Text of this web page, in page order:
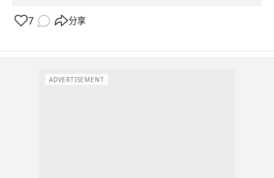
7 分享
ADVERTISEMENT